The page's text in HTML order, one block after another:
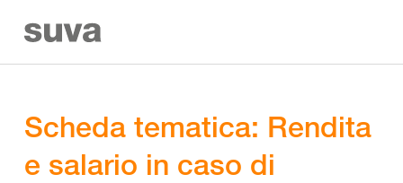
Scheda tematica: Rendita
e salario in caso di